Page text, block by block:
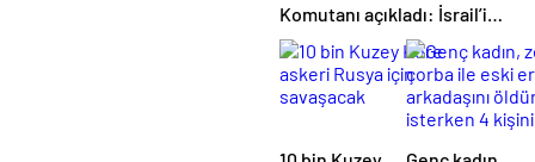
Komutanı açıkladı: İsrail’in
hayal dahi edemeyeceği bir
saldırı olacak